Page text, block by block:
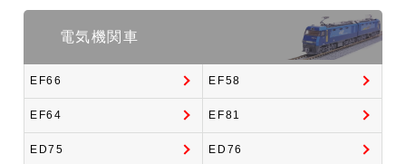
電気機関車
EF66 EF58
EF64 EF81
ED75 ED76